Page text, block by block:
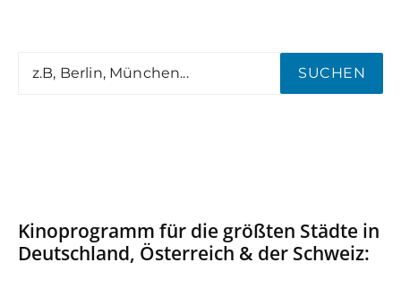
SUCHEN
Kinoprogramm für die größten Städte in
Deutschland, Österreich & der Schweiz: